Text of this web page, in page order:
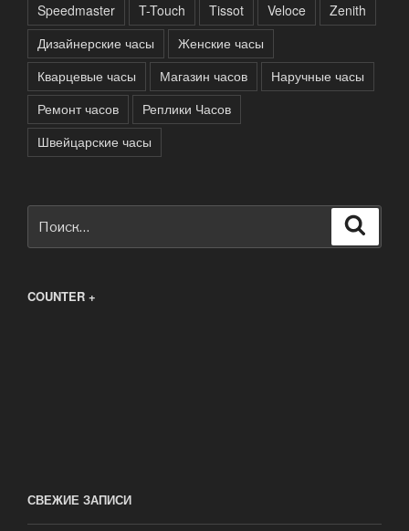
Speedmaster
T-Touch Tissot Veloce
Zenith
Дизайнерские часы
Женские часы
Кварцевые часы
Магазин часов
Наручные часы
Ремонт часов
Реплики Часов
Швейцарские часы
COUNTER +
СВЕЖИЕ ЗАПИСИ